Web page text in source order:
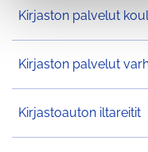
Kirjaston palvelut
Kirjaston palvelut
Kirjastoauton iltareitit